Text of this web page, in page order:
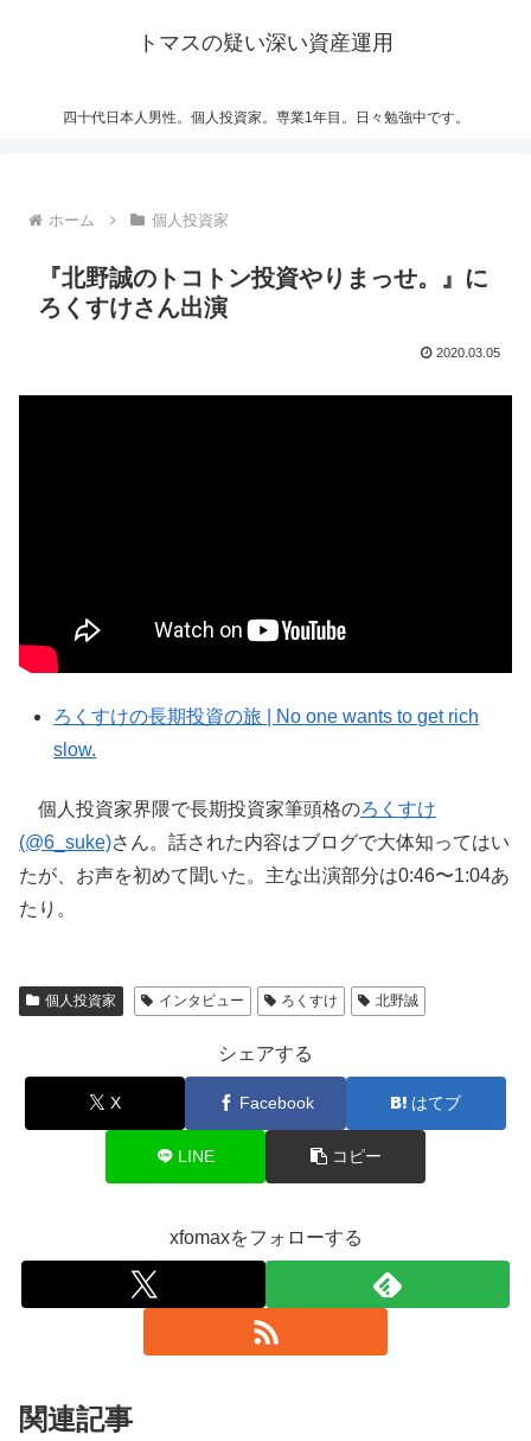
トマスの疑い深い資産運用
四十代日本人男性。個人投資家。専業1年目。日々勉強中です。
ホーム 個人投資家
『北野誠のトコトン投資やりまっせ。』に
ろくすけさん出演
2020.03.05
ろくすけの長期投資の旅 | No one wants to get rich
slow.
個人投資家界隈で長期投資家筆頭格のろくすけ
(@6_suke)さん。話された内容はブログで大体知ってはい
たが、お声を初めて聞いた。主な出演部分は0:46〜1:04あ
たり。
個人投資家 インタビュー ろくすけ 北野誠
シェアする
X Facebook はてブ
LINE コピー
xfomaxをフォローする
関連記事